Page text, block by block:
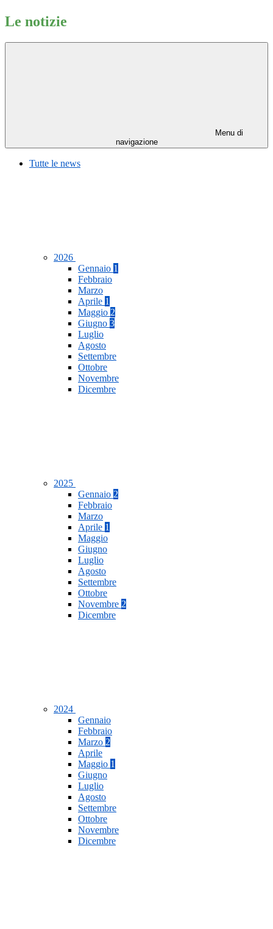
Le notizie
Menu di
navigazione
Tutte le news
2026
Gennaio 1
Febbraio
Marzo
Aprile 1
Maggio 2
Giugno 3
Luglio
Agosto
Settembre
Ottobre
Novembre
Dicembre
2025
Gennaio 2
Febbraio
Marzo
Aprile 1
Maggio
Giugno
Luglio
Agosto
Settembre
Ottobre
Novembre 2
Dicembre
2024
Gennaio
Febbraio
Marzo 2
Aprile
Maggio 1
Giugno
Luglio
Agosto
Settembre
Ottobre
Novembre
Dicembre